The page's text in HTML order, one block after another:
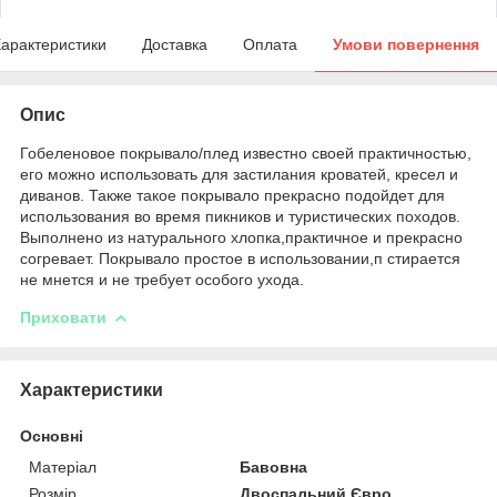
Доставка Оплата Умови повернення
Опис
Гобеленовое покрывало/плед известно своей практичностью,
его можно использовать для застилания кроватей, кресел и
диванов. Также такое покрывало прекрасно подойдет для
использования во время пикников и туристических походов.
Выполнено из натурального хлопка,практичное и прекрасно
согревает. Покрывало простое в использовании,п стирается
не мнется и не требует особого ухода.
Приховати
Характеристики
Основні
Матеріал
Бавовна
Розмір
Двоспальний Євро